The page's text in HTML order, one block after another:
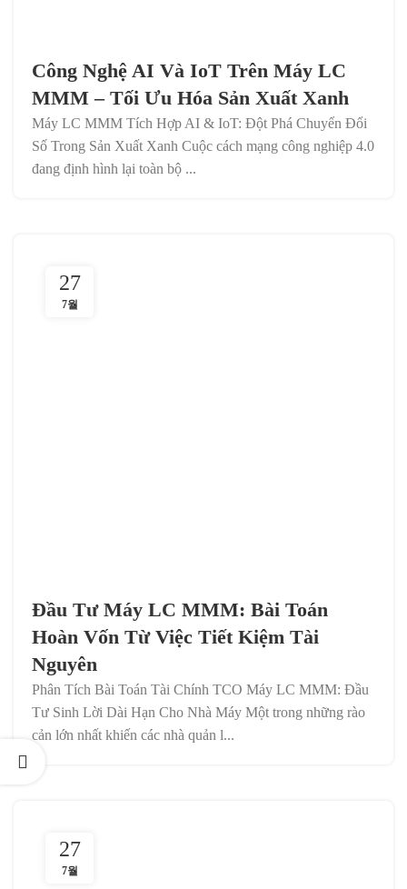
Công Nghệ AI Và IoT Trên Máy LC
MMM – Tối Ưu Hóa Sản Xuất Xanh
Máy LC MMM Tích Hợp AI & IoT: Đột Phá Chuyển Đổi
Số Trong Sản Xuất Xanh Cuộc cách mạng công nghiệp 4.0
đang định hình lại toàn bộ ...
27
7월
Đầu Tư Máy LC MMM: Bài Toán
Hoàn Vốn Từ Việc Tiết Kiệm Tài
Nguyên
Phân Tích Bài Toán Tài Chính TCO Máy LC MMM: Đầu
Tư Sinh Lời Dài Hạn Cho Nhà Máy Một trong những rào
cản lớn nhất khiến các nhà quản l...
27
7월